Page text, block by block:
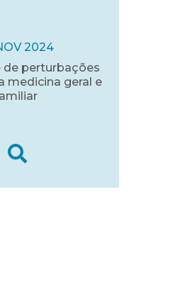
2024
de perturbações
medicina geral e